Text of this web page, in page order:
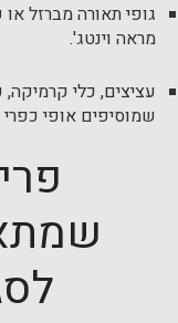
גופי תאורה מברזל
מראה וינטג'.
עציצים, כלי
שמוסיפים אופי כפרי